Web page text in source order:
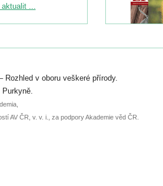
ke konferenci
do 6. září.
přednášky nebo
...
Rozhled v oboru veškeré přírody.
AV ČR, v. v. i., za podpory Akademie věd ČR.